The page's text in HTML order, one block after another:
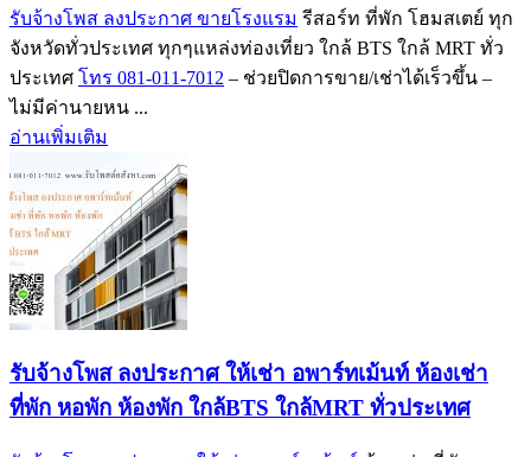
รับจ้างโพส ลงประกาศ ขายโรงแรม รีสอร์ท ที่พัก โฮมสเตย์ ทุก
จังหวัดทั่วประเทศ ทุกๆแหล่งท่องเที่ยว ใกล้ BTS ใกล้ MRT ทั่ว
ประเทศ โทร 081-011-7012 – ช่วยปิดการขาย/เช่าได้เร็วขึ้น –
ไม่มีค่านายหน ...
อ่านเพิ่มเติม
รับจ้างโพส ลงประกาศ ให้เช่า อพาร์ทเม้นท์ ห้องเช่า
ที่พัก หอพัก ห้องพัก ใกล้BTS ใกล้MRT ทั่วประเทศ